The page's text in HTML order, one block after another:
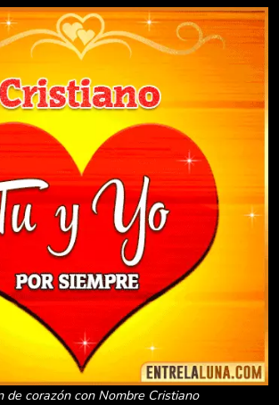
de corazón con Nombre Cristiano